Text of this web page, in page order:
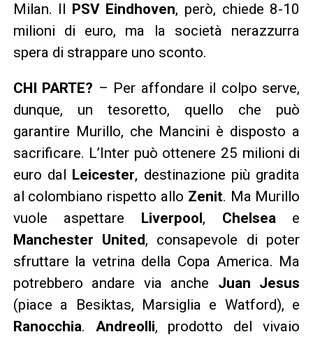
Milan. Il PSV Eindhoven, però, chiede 8-10
milioni di euro, ma la società nerazzurra
spera di strappare uno sconto.
CHI PARTE? – Per affondare il colpo serve,
dunque, un tesoretto, quello che può
garantire Murillo, che Mancini è disposto a
sacrificare. L’Inter può ottenere 25 milioni di
euro dal Leicester, destinazione più gradita
al colombiano rispetto allo Zenit. Ma Murillo
vuole aspettare Liverpool, Chelseae
Manchester United, consapevole di poter
sfruttare la vetrina della Copa America. Ma
potrebbero andare via anche Juan Jesus
(piace a Besiktas, Marsiglia e Watford), e
Ranocchia. Andreolli, prodotto del vivaio